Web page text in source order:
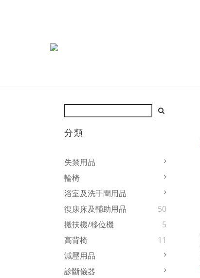
分類
失禁用品
輪椅
浴室及洗手間用品
復康床及輔助用品
50
搬扶機/移位機
5
高背椅
11
減壓用品
診斷儀器